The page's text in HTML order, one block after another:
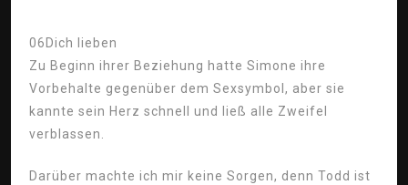
06 Dich lieben
Zu Beginn ihrer Beziehung hatte Simone ihre
Vorbehalte gegenüber dem Sexsymbol, aber sie
kannte sein Herz schnell und ließ alle Zweifel
verblassen.
Darüber machte ich mir keine Sorgen, denn Todd ist